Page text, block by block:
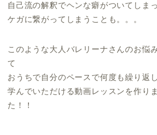
自己流の解釈でヘンな癖がついてしま
ケガに繋がってしまうことも。。。
このような大人バレリーナさんのお悩
て
おうちで自分のペースで何度も繰り返
学んでいただける動画レッスンを作り
た！！